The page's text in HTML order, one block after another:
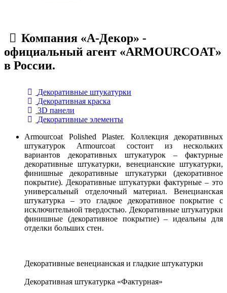
Компания «А-Декор» -
официальный агент «ARMOURCOAT»
в России.
Декоративные штукатурки
Декоративная краска
3D панели
Декоративные элементы
Armourcoat Polished Plaster. Коллекция декоративных
штукатурок Armourcoat состоит из нескольких
вариантов декоративных штукатурок – фактурные
декоративные штукатурки, венецианские штукатурки,
финишные декоративные штукатурки (декоративное
покрытие). Декоративные штукатурки фактурные – это
универсальный отделочный материал. Венецианская
штукатурка – это гладкое декоративное покрытие с
исключительной твердостью. Декоративные штукатурки
финишные (декоративное покрытие) – идеальны для
отделки больших стен.
Декоративные венецианская и гладкие штукатурки
Декоративная штукатурка «Фактурная»